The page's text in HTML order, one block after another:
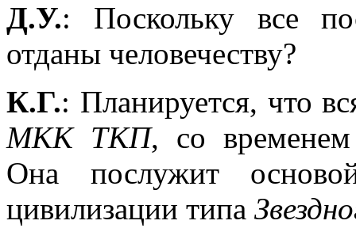
Д.У.: Поскольку все
отданы человечеству?
К.Г.: Планируется, что
МКК ТКП, со временем
Она послужит
цивилизации типа